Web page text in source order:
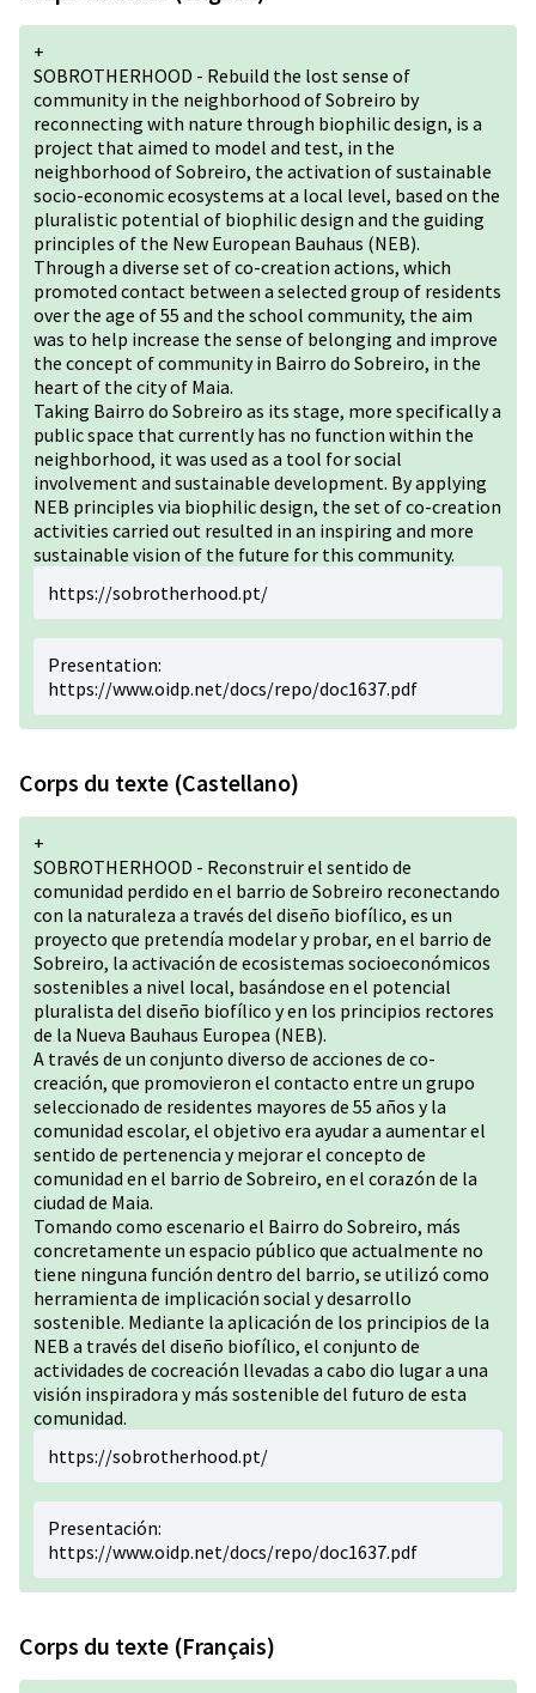
+
SOBROTHERHOOD - Rebuild the lost sense of
community in the neighborhood of Sobreiro by
reconnecting with nature through biophilic design, is a
project that aimed to model and test, in the
neighborhood of Sobreiro, the activation of sustainable
socio-economic ecosystems at a local level, based on the
pluralistic potential of biophilic design and the guiding
principles of the New European Bauhaus (NEB).
Through a diverse set of co-creation actions, which
promoted contact between a selected group of residents
over the age of 55 and the school community, the aim
was to help increase the sense of belonging and improve
the concept of community in Bairro do Sobreiro, in the
heart of the city of Maia.
Taking Bairro do Sobreiro as its stage, more specifically a
public space that currently has no function within the
neighborhood, it was used as a tool for social
involvement and sustainable development. By applying
NEB principles via biophilic design, the set of co-creation
activities carried out resulted in an inspiring and more
sustainable vision of the future for this community.
https://sobrotherhood.pt/
Presentation:
https://www.oidp.net/docs/repo/doc1637.pdf
Corps du texte (Castellano)
+
SOBROTHERHOOD - Reconstruir el sentido de
comunidad perdido en el barrio de Sobreiro reconectando
con la naturaleza a través del diseño biofílico, es un
proyecto que pretendía modelar y probar, en el barrio de
Sobreiro, la activación de ecosistemas socioeconómicos
sostenibles a nivel local, basándose en el potencial
pluralista del diseño biofílico y en los principios rectores
de la Nueva Bauhaus Europea (NEB).
A través de un conjunto diverso de acciones de co-
creación, que promovieron el contacto entre un grupo
seleccionado de residentes mayores de 55 años y la
comunidad escolar, el objetivo era ayudar a aumentar el
sentido de pertenencia y mejorar el concepto de
comunidad en el barrio de Sobreiro, en el corazón de la
ciudad de Maia.
Tomando como escenario el Bairro do Sobreiro, más
concretamente un espacio público que actualmente no
tiene ninguna función dentro del barrio, se utilizó como
herramienta de implicación social y desarrollo
sostenible. Mediante la aplicación de los principios de la
NEB a través del diseño biofílico, el conjunto de
actividades de cocreación llevadas a cabo dio lugar a una
visión inspiradora y más sostenible del futuro de esta
comunidad.
https://sobrotherhood.pt/
Presentación:
https://www.oidp.net/docs/repo/doc1637.pdf
Corps du texte (Français)